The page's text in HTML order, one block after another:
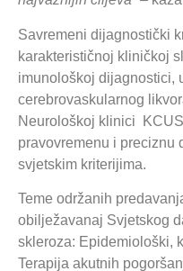
Savremeni dijagnostički
karakterističnoj kliničkoj
imunološkoj dijagnostici,
cerebrovaskularnog
Neurološkoj klinici
pravovremenu i preciznu
svjetskim kriterijima.
Teme održanih
obilježavanaj Svjetskog
skleroza: Epidemiološki,
Terapija akutnih